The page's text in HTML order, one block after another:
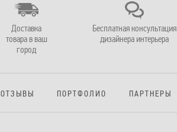
Доставка
товара в ваш
город
Бесплатная консультация
дизайнера интерьера
ОТЗЫВЫ ПОРТФОЛИО ПАРТНЕРЫ